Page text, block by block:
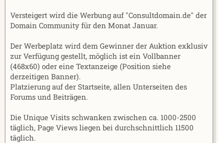
Versteigert wird die Werbung auf "Consultdomain.de" der
Domain Community für den Monat Januar.
Der Werbeplatz wird dem Gewinner der Auktion exklusiv
zur Verfügung gestellt, möglich ist ein Vollbanner
(468x60) oder eine Textanzeige (Position siehe
derzeitigen Banner).
Platzierung auf der Startseite, allen Unterseiten des
Forums und Beiträgen.
Die Unique Visits schwanken zwischen ca. 1000-2500
täglich, Page Views liegen bei durchschnittlich 11500
täglich.